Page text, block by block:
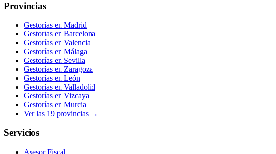
Provincias
Gestorías en Madrid
Gestorías en Barcelona
Gestorías en Valencia
Gestorías en Málaga
Gestorías en Sevilla
Gestorías en Zaragoza
Gestorías en León
Gestorías en Valladolid
Gestorías en Vizcaya
Gestorías en Murcia
Ver las 19 provincias →
Servicios
Asesor Fiscal